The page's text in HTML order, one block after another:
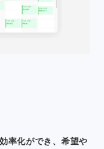
率化ができ、希望や